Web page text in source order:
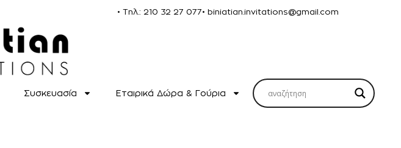
• Τηλ.: 210 32 27 077• biniatian.invitations@gmail.com
Συσκευασία Εταιρικά Δώρα & Γούρια